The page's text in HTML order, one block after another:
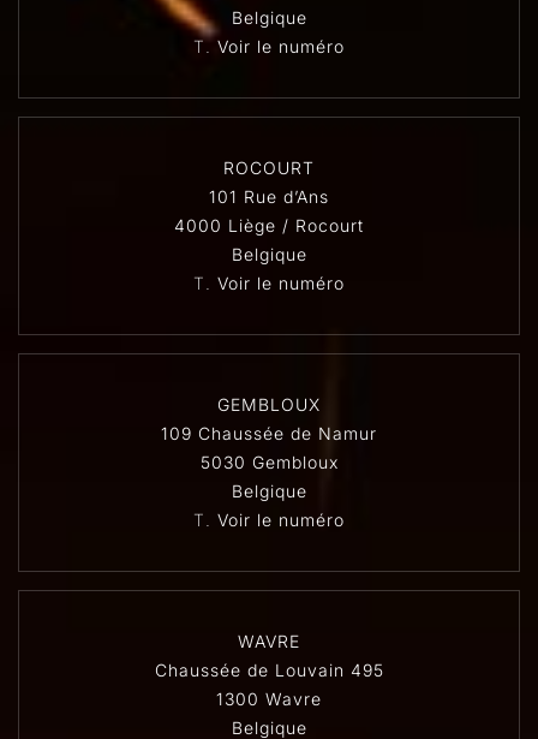
Belgique
T. Voir le numéro
ROCOURT
101 Rue d’Ans
4000 Liège / Rocourt
Belgique
T. Voir le numéro
GEMBLOUX
109 Chaussée de Namur
5030 Gembloux
Belgique
T. Voir le numéro
WAVRE
Chaussée de Louvain 495
1300 Wavre
Belgique